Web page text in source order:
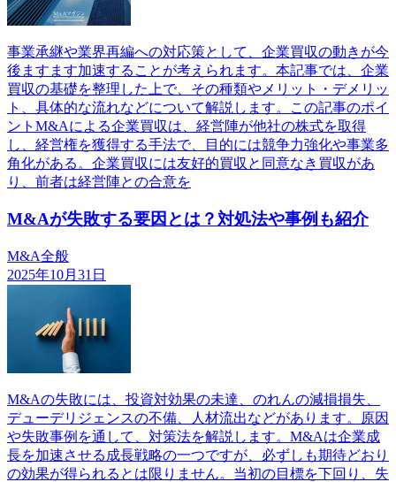
事業承継や業界再編への対応策として、企業買収の動きが今
後ますます加速することが考えられます。本記事では、企業
買収の基礎を整理した上で、その種類やメリット・デメリッ
ト、具体的な流れなどについて解説します。この記事のポイ
ントM&Aによる企業買収は、経営陣が他社の株式を取得
し、経営権を獲得する手法で、目的には競争力強化や事業多
角化がある。企業買収には友好的買収と同意なき買収があ
り、前者は経営陣との合意を
M&Aが失敗する要因とは？対処法や事例も紹介
M&A全般
2025年10月31日
M&Aの失敗には、投資対効果の未達、のれんの減損損失、
デューデリジェンスの不備、人材流出などがあります。原因
や失敗事例を通して、対策法を解説します。M&Aは企業成
長を加速させる成長戦略の一つですが、必ずしも期待どおり
の効果が得られるとは限りません。当初の目標を下回り、失